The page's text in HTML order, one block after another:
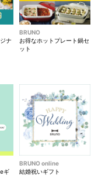
ージ
ナ
BRUNO
お得なホットプレート鍋セ
ット
ギ
BRUNO online
結婚祝いギフト